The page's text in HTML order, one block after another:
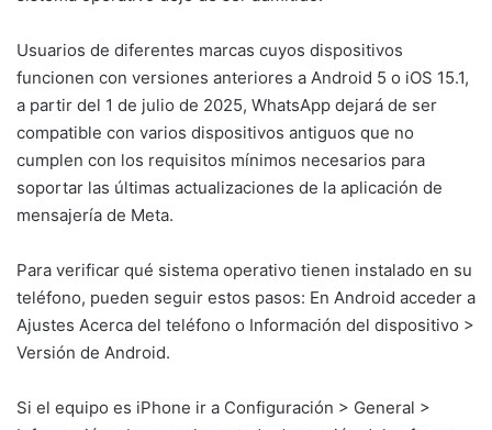
Usuarios de diferentes marcas cuyos dispositivos
funcionen con versiones anteriores a Android 5 o iOS 15.1,
a partir del 1 de julio de 2025, WhatsApp dejará de ser
compatible con varios dispositivos antiguos que no
cumplen con los requisitos mínimos necesarios para
soportar las últimas actualizaciones de la aplicación de
mensajería de Meta.
Para verificar qué sistema operativo tienen instalado en su
teléfono, pueden seguir estos pasos: En Android acceder a
Ajustes Acerca del teléfono o Información del dispositivo >
Versión de Android.
Si el equipo es iPhone ir a Configuración > General >